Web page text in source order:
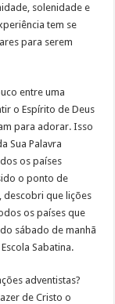
solenidade e
tem se
para serem
entre uma
o Espírito de Deus
para adorar. Isso
Sua Palavra
os países
o ponto de
descobri que lições
os países que
sábado de manhã
Sabatina.
adventistas?
de Cristo o